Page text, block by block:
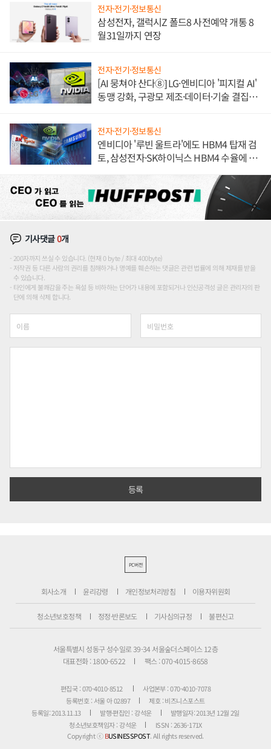
전자·전기·정보통신
삼성전자, 갤럭시Z 폴드8 사전예약 개통 8
월31일까지 연장
전자·전기·정보통신
[AI 뭉쳐야 산다⑧] LG·엔비디아 '피지컬 AI'
동맹 강화, 구광모 제조·데이터·기술 결집
전자·전기·정보통신
엔비디아 '루빈 울트라'에도 HBM4 탑재 검
토, 삼성전자·SK하이닉스 HBM4 수율에 주
기사댓글0개
200자까지 쓰실 수 있습니다. (현재 0 byte / 최대 400byte)
저작권 등 다른 사람의 권리를 침해하거나 명예를 훼손하는 댓글은 관련 법률에 의해 제재를 받을
수 있습니다.
타인에게 불쾌감을 주는 욕설 등 비하하는 단어가 내용에 포함되거나 인신공격성 글은 관리자의 판
단에 의해 삭제 합니다.
PC버전
회사소개 윤리강령 개인정보처리방침 이용자위원회
청소년보호정책 정정·반론보도 기사심의규정 불편신고
서울특별시 성동구 성수일로 39-34 서울숲더스페이스 12층
대표전화 : 1800-6522
팩스 : 070-4015-8658
편집국 : 070-4010-8512
사업본부 : 070-4010-7078
등록번호 : 서울 아 02897
제호 : 비즈니스포스트
등록일: 2013.11.13
발행·편집인 : 강석운
발행일자: 2013년 12월 2일
청소년보호책임자 : 강석운
ISSN : 2636-171X
Copyright ⓒBUSINESSPOST. All rights reserved.